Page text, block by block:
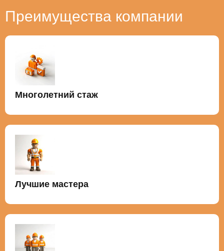
Преимущества компании
Многолетний стаж
Лучшие мастера